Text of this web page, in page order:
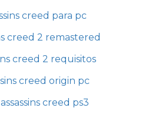
creed para pc
creed 2 remastered
creed 2 requisitos
creed origin pc
creed ps3